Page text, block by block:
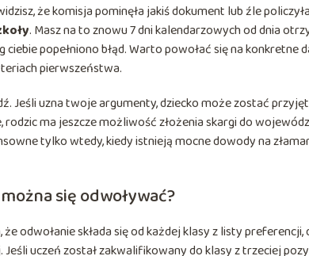
że komisja pominęła jakiś dokument lub źle
. Masz na to znowu 7 dni kalendarzowych od dnia
ciebie popełniono błąd. Warto powołać się na konkretne
pierwszeństwa.
Jeśli uzna twoje argumenty, dziecko może zostać
ma jeszcze możliwość złożenia skargi do
tylko wtedy, kiedy istnieją mocne dowody na
się odwoływać?
odwołanie składa się od każdej klasy z listy
Jeśli uczeń został zakwalifikowany do klasy z trzeciej